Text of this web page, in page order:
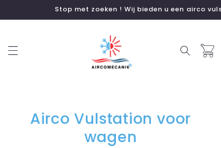
content
Stop met zoeken ! Wij bieden u een airco
Airco Vulstation voor
wagen